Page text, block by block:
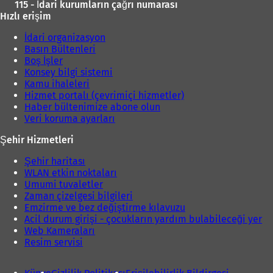
115 - İdari kurumların çağrı numarası
Hızlı erişim
İdari organizasyon
Basın Bültenleri
Boş İşler
Konsey bilgi sistemi
Kamu ihaleleri
Hizmet portalı (çevrimiçi hizmetler)
Haber bültenimize abone olun
Veri koruma ayarları
Şehir Hizmetleri
Şehir haritası
WLAN etkin noktaları
Umumi tuvaletler
Zaman çizelgesi bilgileri
Emzirme ve bez değiştirme kılavuzu
Acil durum girişi - çocukların yardım bulabileceği yer
Web Kameraları
Resim servisi